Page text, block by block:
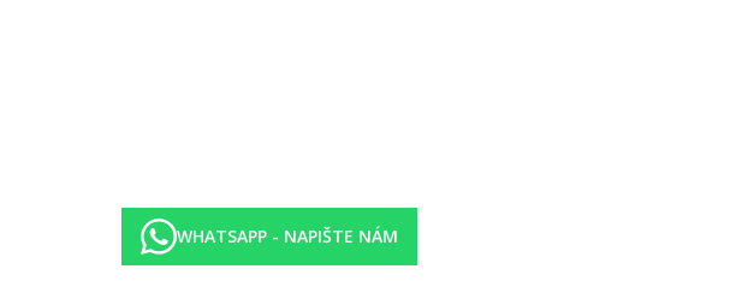
WHATSAPP - NAPIŠTE NÁM